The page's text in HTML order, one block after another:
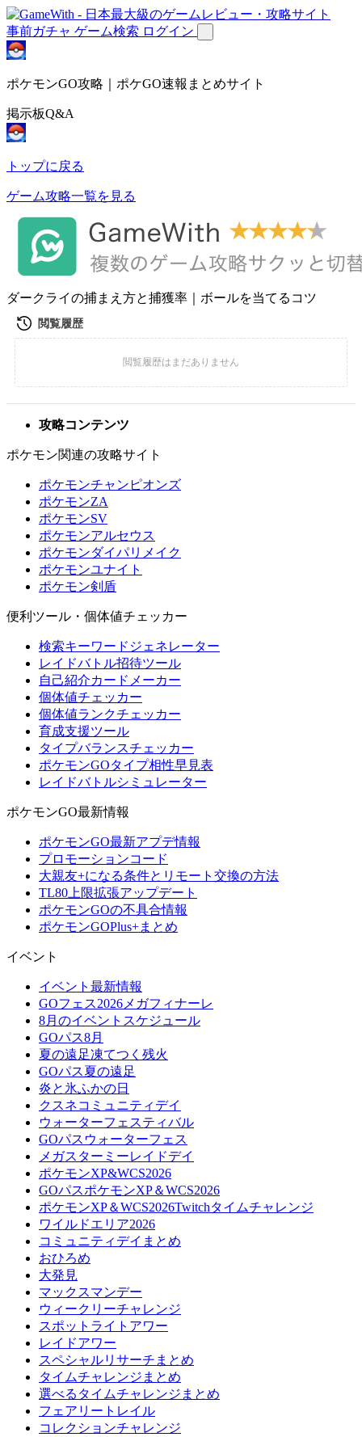
事前ガチャ ゲーム検索 ログイン
ポケモンGO攻略｜ポケGO速報まとめサイト
掲示板Q&A
トップに戻る
ゲーム攻略一覧を見る
ダークライの捕まえ方と捕獲率｜ボールを当てるコツ
攻略コンテンツ
ポケモン関連の攻略サイト
ポケモンチャンピオンズ
ポケモンZA
ポケモンSV
ポケモンアルセウス
ポケモンダイパリメイク
ポケモンユナイト
ポケモン剣盾
便利ツール・個体値チェッカー
検索キーワードジェネレーター
レイドバトル招待ツール
自己紹介カードメーカー
個体値チェッカー
個体値ランクチェッカー
育成支援ツール
タイプバランスチェッカー
ポケモンGOタイプ相性早見表
レイドバトルシミュレーター
ポケモンGO最新情報
ポケモンGO最新アプデ情報
プロモーションコード
大親友+になる条件とリモート交換の方法
TL80上限拡張アップデート
ポケモンGOの不具合情報
ポケモンGOPlus+まとめ
イベント
イベント最新情報
GOフェス2026メガフィナーレ
8月のイベントスケジュール
GOパス8月
夏の遠足凍てつく残火
GOパス夏の遠足
炎と氷ふかの日
クスネコミュニティデイ
ウォーターフェスティバル
GOパスウォーターフェス
メガスターミーレイドデイ
ポケモンXP&WCS2026
GOパスポケモンXP＆WCS2026
ポケモンXP＆WCS2026Twitchタイムチャレンジ
ワイルドエリア2026
コミュニティデイまとめ
おひろめ
大発見
マックスマンデー
ウィークリーチャレンジ
スポットライトアワー
レイドアワー
スペシャルリサーチまとめ
タイムチャレンジまとめ
選べるタイムチャレンジまとめ
フェアリートレイル
コレクションチャレンジ